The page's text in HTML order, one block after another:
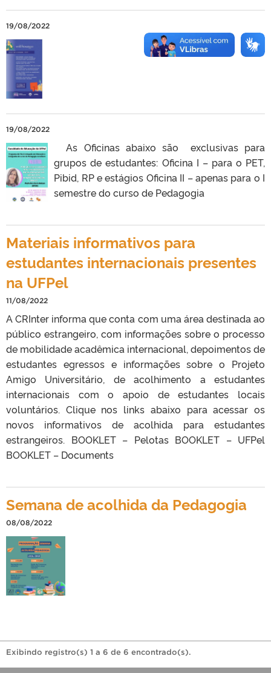
19/08/2022
19/08/2022
As Oficinas abaixo são exclusivas para
grupos de estudantes: Oficina I – para o PET,
Pibid, RP e estágios Oficina II – apenas para o I
semestre do curso de Pedagogia
Materiais informativos para
estudantes internacionais presentes
na UFPel
11/08/2022
A CRInter informa que conta com uma área destinada ao
público estrangeiro, com informações sobre o processo
de mobilidade acadêmica internacional, depoimentos de
estudantes egressos e informações sobre o Projeto
Amigo Universitário, de acolhimento a estudantes
internacionais com o apoio de estudantes locais
voluntários. Clique nos links abaixo para acessar os
novos informativos de acolhida para estudantes
estrangeiros. BOOKLET – Pelotas BOOKLET – UFPel
BOOKLET – Documents
Semana de acolhida da Pedagogia
08/08/2022
Exibindo registro(s) 1 a 6 de 6 encontrado(s).